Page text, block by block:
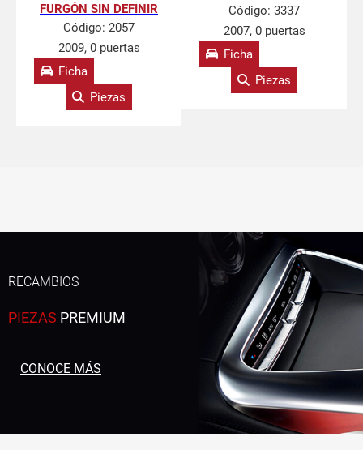
FURGÓN SIN DEFINIR
Código: 2057
2009, 0 puertas
Ficha
Piezas
Código: 3337
2007, 0 puertas
Ficha
Piezas
RECAMBIOS
PIEZAS PREMIUM
CONOCE MÁS